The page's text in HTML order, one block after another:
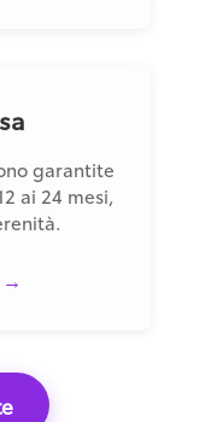
garantite
ai 24 mesi,
→